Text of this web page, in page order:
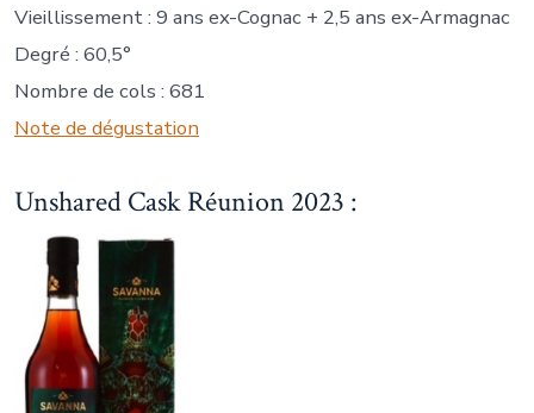
Vieillissement : 9 ans ex-Cognac + 2,5 ans ex-Armagnac
Degré : 60,5°
Nombre de cols : 681
Note de dégustation
Unshared Cask Réunion 2023 :